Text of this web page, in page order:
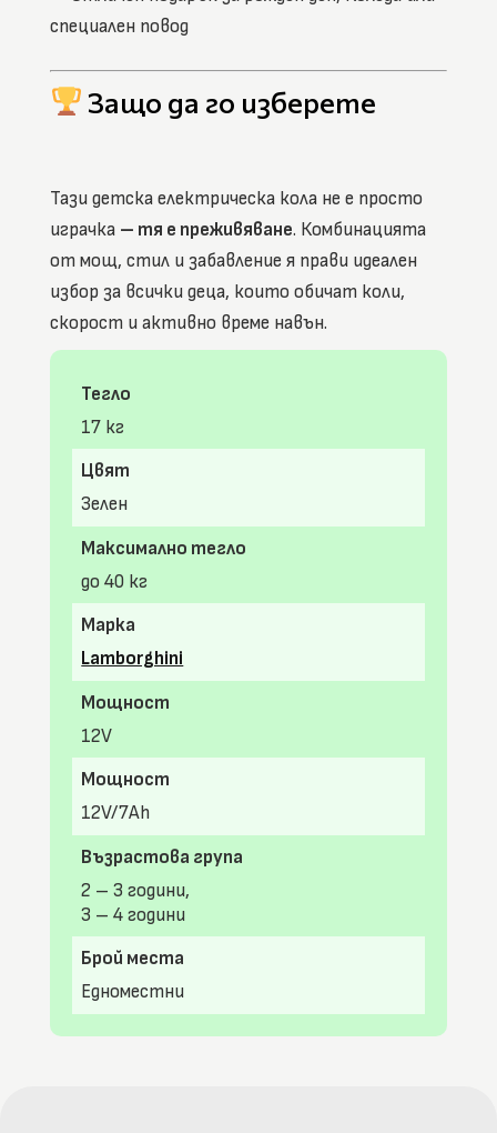
специален повод
Защо да го изберете
Тази детска електрическа кола не е просто
играчка – тя е преживяване. Комбинацията
от мощ, стил и забавление я прави идеален
избор за всички деца, които обичат коли,
скорост и активно време навън.
Тегло
17 кг
Цвят
Зелен
Максимално тегло
до 40 кг
Марка
Lamborghini
Мощност
12V
Мощност
12V/7Ah
Възрастова група
2 – 3 години,
3 – 4 години
Брой места
Едноместни